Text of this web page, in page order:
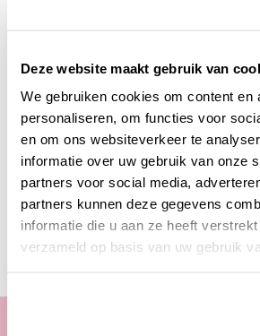
Deze website maakt gebruik van
We gebruiken cookies om content en
personaliseren, om functies voor
en om ons websiteverkeer te
informatie over uw gebruik van onze
partners voor social media,
partners kunnen deze gegevens
informatie die u aan ze heeft
verzameld op basis van uw gebruik
pioenen zo snel mogelijk op vers
steel schuin af en zet ze zo snel
een volle dag zullen de bladeren weer
en kan de pioen open komen! Geniet
onze pioenrozen!
Deze producten zijn wellicht